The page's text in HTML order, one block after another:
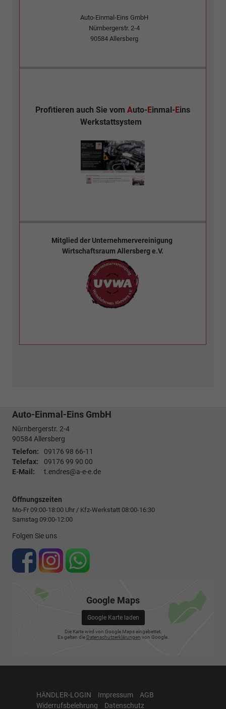
Auto-Einmal-Eins GmbH
Nürnbergerstr. 2-4
90584 Allersberg
Profitieren auch Sie vomAuto-Einmal-Eins
Werkstattsystem
Mitglied der Unternehmervereinigung
Wirtschaftsraum Allersberg e.V.
Auto-Einmal-Eins GmbH
Nürnbergerstr. 2-4
90584Allersberg
Telefon:
09176 98 66-11
Telefax:
09176 99 90 00
E-Mail:
t.endres@a-e-e.de
Öffnungszeiten
Mo-Fr 09:00-18:00 Uhr / Kfz-Werkstatt 08:00-16:30
Samstag 09:00-12:00
Folgen Sie uns
Google Maps
Google Karte laden
Die Karte wird von Google Maps eingebettet.
Es gelten die Datenschutzerklärungen von Google.
HÄNDLER-LOGIN Impressum
AGB
Widerrufsbelehrung
Datenschutz